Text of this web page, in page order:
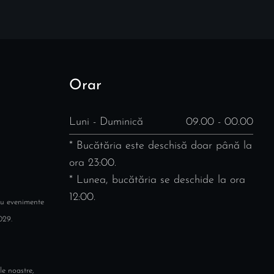
evenimente
noastre,
Orar
Luni - Duminică 09.00 - 00.00
* Bucătăria este deschisă doar până la
ora 23:00.
* Lunea, bucătăria se deschide la ora
12:00.